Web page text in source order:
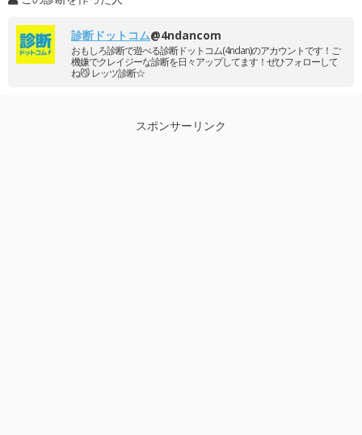
診断ドットコム@4ndancom
おもしろ診断で遊べる診断ドットコム(4ndan)のアカウントです！ご
機嫌でクレイジーな診断を日々アップしてます！ぜひフォローして
ね😼 レッツ診断☆
スポンサーリンク